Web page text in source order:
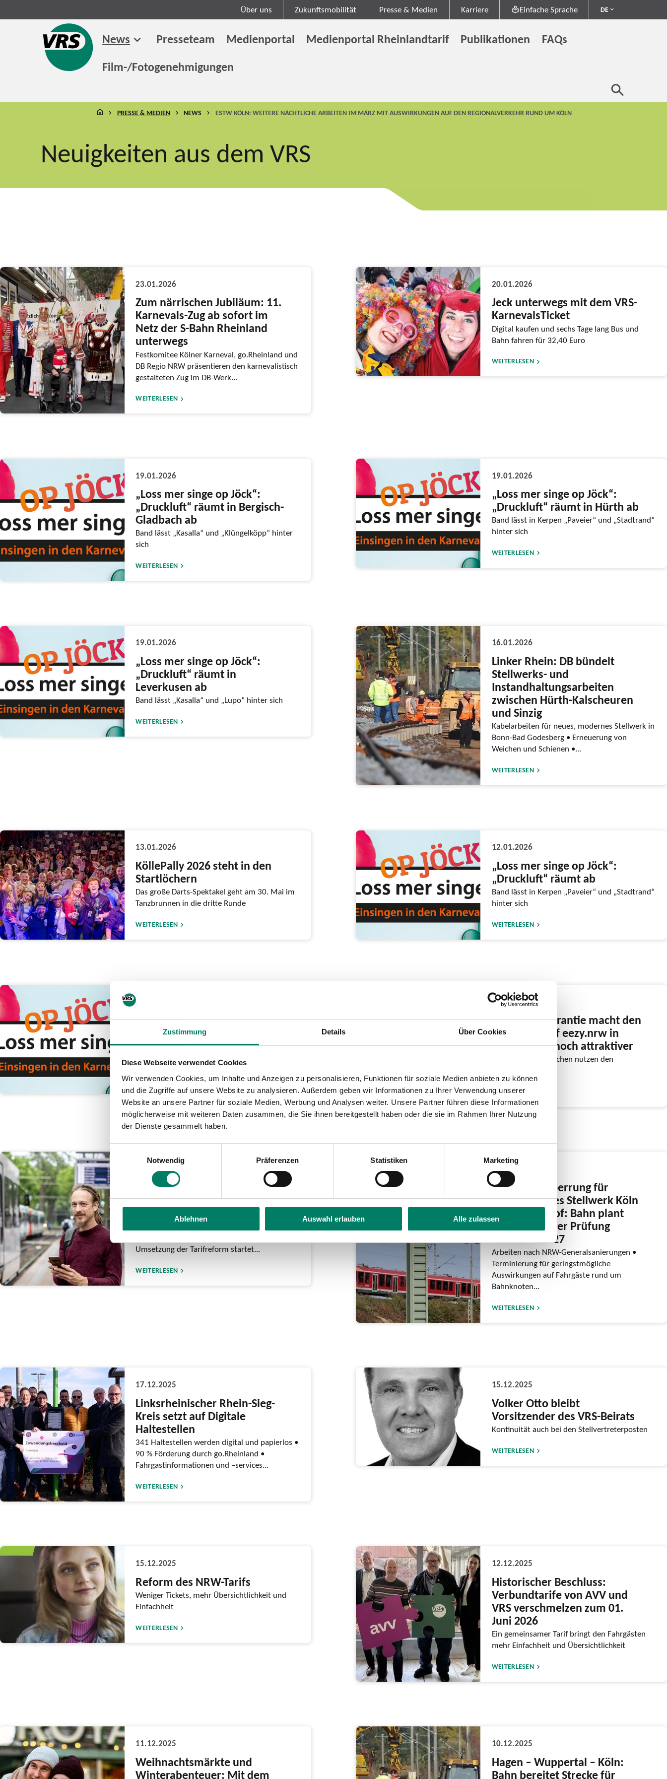
Zustimmung Details Über Cookies
Diese Webseite verwendet Cookies
Wir verwenden Cookies, um Inhalte und Anzeigen zu personalisieren, Funktionen für soziale Medien anbieten zu können
und die Zugriffe auf unsere Website zu analysieren. Außerdem geben wir Informationen zu Ihrer Verwendung unserer
Website an unsere Partner für soziale Medien, Werbung und Analysen weiter. Unsere Partner führen diese Informationen
möglicherweise mit weiteren Daten zusammen, die Sie ihnen bereitgestellt haben oder die sie im Rahmen Ihrer Nutzung
der Dienste gesammelt haben.
Notwendig
Präferenzen Statistiken Marketing
Ablehnen Auswahl erlauben Alle zulassen
Über uns Zukunftsmobilität Presse & Medien Karriere Einfache Sprache DE
News Presseteam Medienportal Medienportal Rheinlandtarif Publikationen
FAQs
Film-/Fotogenehmigungen
STARTSEITE
PRESSE & MEDIEN NEWS ESTW KÖLN: WEITERE NÄCHTLICHE ARBEITEN IM MÄRZ MIT AUSWIRKUNGEN AUF DEN REGIONALVERKEHR RUND UM KÖLN
Neuigkeiten aus dem VRS
23.01.2026
Zum närrischen Jubiläum: 11.
Karnevals-Zug ab sofort im
Netz der S-Bahn Rheinland
unterwegs
Festkomitee Kölner Karneval, go.Rheinland und
DB Regio NRW präsentieren den karnevalistisch
gestalteten Zug im DB-Werk...
WEITERLESEN
20.01.2026
Jeck unterwegs mit dem VRS-
KarnevalsTicket
Digital kaufen und sechs Tage lang Bus und
Bahn fahren für 32,40 Euro
WEITERLESEN
19.01.2026
„Loss mer singe op Jöck“:
„Druckluft“ räumt in Bergisch-
Gladbach ab
Band lässt „Kasalla“ und „Klüngelköpp“ hinter
sich
WEITERLESEN
19.01.2026
„Loss mer singe op Jöck“:
„Druckluft“ räumt in Hürth ab
Band lässt in Kerpen „Paveier“ und „Stadtrand“
hinter sich
WEITERLESEN
19.01.2026
„Loss mer singe op Jöck“:
„Druckluft“ räumt in
Leverkusen ab
Band lässt „Kasalla“ und „Lupo“ hinter sich
WEITERLESEN
16.01.2026
Linker Rhein: DB bündelt
Stellwerks- und
Instandhaltungsarbeiten
zwischen Hürth-Kalscheuren
und Sinzig
Kabelarbeiten für neues, modernes Stellwerk in
Bonn-Bad Godesberg • Erneuerung von
Weichen und Schienen •...
WEITERLESEN
13.01.2026
KöllePally 2026 steht in den
Startlöchern
Das große Darts-Spektakel geht am 30. Mai im
Tanzbrunnen in die dritte Runde
WEITERLESEN
12.01.2026
„Loss mer singe op Jöck“:
„Druckluft“ räumt ab
Band lässt in Kerpen „Paveier“ und „Stadtrand“
hinter sich
WEITERLESEN
12.01.2026
„Loss mer singe op Jöck“:
„Druckluft“ räumt ab
Band lässt in Bonn „Kasalla“ und „Klüngelköpp“
hinter sich
WEITERLESEN
06.01.2026
Neue Preisgarantie macht den
digitalen Tarif eezy.nrw in
diesem Jahr noch attraktiver
Immer mehr Menschen nutzen den
WEITERLESEN
19.12.2025
Das ändert sich zum
Jahreswechsel für die
Fahrgäste im VRS
Umsetzung der Tarifreform startet...
WEITERLESEN
17.12.2025
Zweite Bausperrung für
Elektronisches Stellwerk Köln
Hauptbahnhof: Bahn plant
nach intensiver Prüfung
Termin in 2027
Arbeiten nach NRW-Generalsanierungen •
Terminierung für geringstmögliche
Auswirkungen auf Fahrgäste rund um
Bahnknoten...
WEITERLESEN
17.12.2025
Linksrheinischer Rhein-Sieg-
Kreis setzt auf Digitale
Haltestellen
341 Haltestellen werden digital und papierlos •
90 % Förderung durch go.Rheinland •
Fahrgastinformationen und –services...
WEITERLESEN
15.12.2025
Volker Otto bleibt
Vorsitzender des VRS-Beirats
Kontinuität auch bei den Stellvertreterposten
WEITERLESEN
15.12.2025
Reform des NRW-Tarifs
Weniger Tickets, mehr Übersichtlichkeit und
Einfachheit
WEITERLESEN
12.12.2025
Historischer Beschluss:
Verbundtarife von AVV und
VRS verschmelzen zum 01.
Juni 2026
Ein gemeinsamer Tarif bringt den Fahrgästen
mehr Einfachheit und Übersichtlichkeit
WEITERLESEN
11.12.2025
Weihnachtsmärkte und
Winterabenteuer: Mit dem
10.12.2025
Hagen – Wuppertal – Köln:
Bahn bereitet Strecke für